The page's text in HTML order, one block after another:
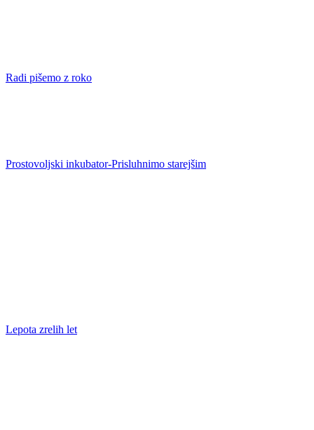
Radi pišemo z roko
Prostovoljski inkubator-Prisluhnimo starejšim
Lepota zrelih let